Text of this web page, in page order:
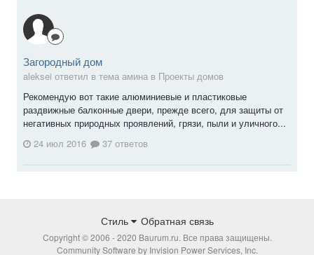
Загородный дом
aleksei ответил в тема амина в Проекты домов
Рекомендую вот такие алюминиевые и пластиковые
раздвижные балконные двери, прежде всего, для защиты от
негативных природных проявлений, грязи, пыли и уличного...
24 июл 2016
37 ответов
Стиль Обратная связь
Copyright © 2006 - 2020 Baurum.ru. Все права защищены.
Community Software by Invision Power Services, Inc.